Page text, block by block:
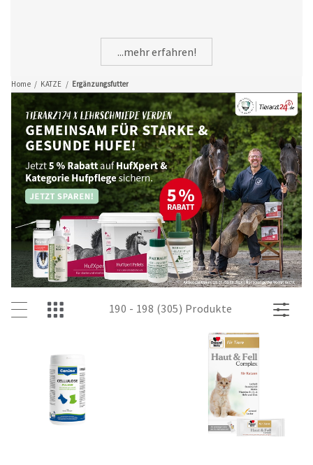
Home / KATZE / Ergänzungsfutter
...mehr erfahren!
190 - 198 (305) Produkte